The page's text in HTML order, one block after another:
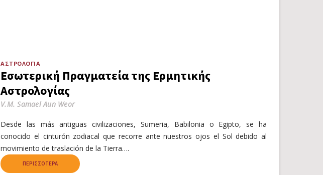
ΑΣΤΡΟΛΟΓΊΑ
Εσωτερική Πραγματεία της Ερμητικής
Αστρολογίας
V.M. Samael Aun Weor
Desde las más antiguas civilizaciones, Sumeria, Babilonia o Egipto, se ha
conocido el cinturón zodiacal que recorre ante nuestros ojos el Sol debido al
movimiento de traslación de la Tierra….
ΠΕΡΙΣΣΌΤΕΡΑ